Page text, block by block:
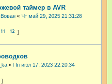
таймер в AVR
« Чт май 29, 2025 21:31:28
11 12
« Пн июл 17, 2023 22:20:34